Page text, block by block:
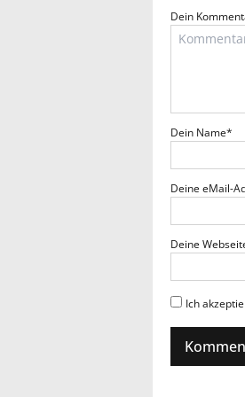
Dein
Dein Name*
Deine eMail-
Deine
Ich